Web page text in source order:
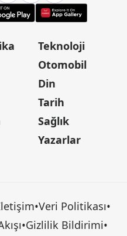
Teknoloji
Otomobil
Din
Tarih
Sağlık
Yazarlar
•Veri Politikası•
•Gizlilik Bildirimi•